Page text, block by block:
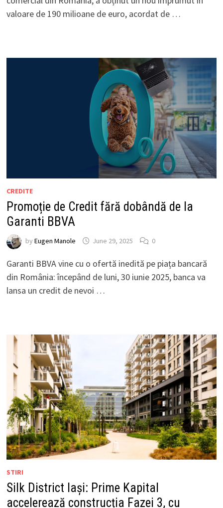
valoare de 190 milioane de euro, acordat de …
CREDITE
Promoție de Credit fără dobândă de la
Garanti BBVA
by Eugen Manole June 29, 2025 0
Garanti BBVA vine cu o ofertă inedită pe piața bancară
din România: începând de luni, 30 iunie 2025, banca va
lansa un credit de nevoi …
STIRI
Silk District Iași: Prime Kapital
accelerează construcția Fazei 3, cu